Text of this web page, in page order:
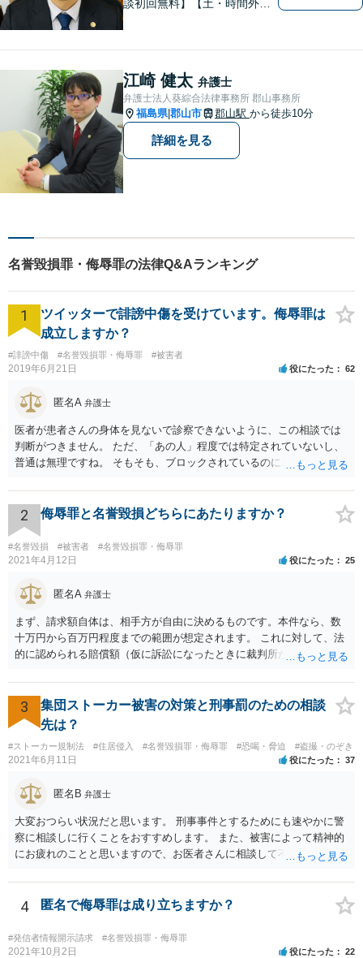
談初回無料】【土・時間外応
か？
江崎 健太 弁護士
弁護士法人葵綜合法律事務所 郡山事務所
福島県|郡山市 郡山駅 から徒歩10分
詳細を見る
名誉毀損罪・侮辱罪の法律Q&Aランキング
1
ツイッターで誹謗中傷を受けています。侮辱罪は
成立しますか？
#誹謗中傷 #名誉毀損罪・侮辱罪 #被害者
2019年6月21日 役にたった 62
匿名A 弁護士
医者が患者さんの身体を見ないで診察できないように、この相談では
判断がつきません。 ただ、「あの人」程度では特定されていないし、
普通は無理ですね。 そもそも、ブロックされているのにわざわざ見に
い、困った困った」と騒いでいるイメージです。行かなければいいだ
ろう、と
2 侮辱罪と名誉毀損どちらにあたりますか？
#名誉毀損 #被害者 #名誉毀損罪・侮辱罪
2021年4月12日 役にたった 25
匿名A 弁護士
まず、請求額自体は、相手方が自由に決めるものです。本件なら、数
十万円から百万円程度までの範囲が想定されます。 これに対して、法
的に認められる賠償額（仮に訴訟になったときに裁判所が認める金
は、ご相談者様が、そのなりすましアカウントを使い、Ｔｉｎｄｅｒ
上で具体的にどのような内容・程度のやり取りをしたのかといった個
別的な事情に左右されます。 また、その他のお尋ねの点ですが、 ・将
来返還義務のある奨学金であっても、いったんご相談者様の口座に入
ったお金はご相談者様の財産としてカウントされます。 ・ご両親の財
産はご相談者様の財産とは扱われません。もっとも、相手方がご相談
者様に対し、賠償金の用意のためご両親に協力を依頼するよう求めて
くることはあり得ます。 ・弁護士から連絡がある場合、通常は、連絡
先・請求額・支払先などが記載された書面が郵送されてくる場合が多
いと思料いたします。
3
集団ストーカー被害の対策と刑事罰のための相談
先は？
#ストーカー規制法 #住居侵入 #名誉毀損罪・侮辱罪 #恐喝・脅迫 #盗撮・のぞき
2021年6月11日 役にたった 37
匿名B 弁護士
大変おつらい状況だと思います。 刑事事件とするためにも速やかに警
察に相談しに行くことをおすすめします。 また、被害によって精神的
にお疲れのことと思いますので、お医者さんに相談して不安な気持ち
4 匿名で侮辱罪は成り立ちますか？
#発信者情報開示請求 #名誉毀損罪・侮辱罪
2021年10月2日 役にたった 22